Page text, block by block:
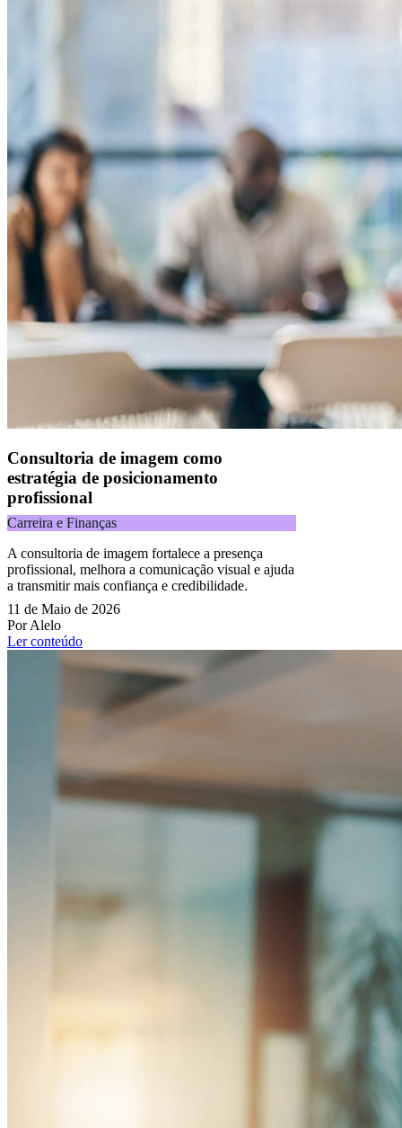
Consultoria de imagem como
estratégia de posicionamento
profissional
Carreira e Finanças
A consultoria de imagem fortalece a presença
profissional, melhora a comunicação visual e ajuda
a transmitir mais confiança e credibilidade.
11 de Maio de 2026
Por Alelo
Ler conteúdo